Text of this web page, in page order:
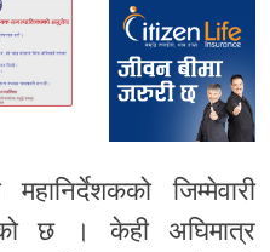
जिम्मेवारी
छ । केही अघिमात्र